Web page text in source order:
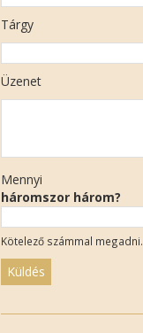
Tárgy
Üzenet
Mennyi
háromszor három?
Kötelező számmal megadni.